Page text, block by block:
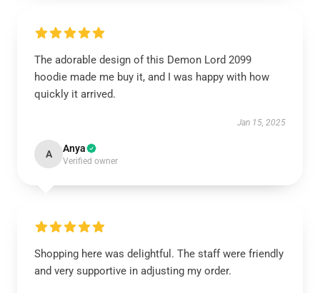
The adorable design of this Demon Lord 2099
hoodie made me buy it, and I was happy with how
quickly it arrived.
Jan 15, 2025
A Anya
Verified owner
Shopping here was delightful. The staff were friendly
and very supportive in adjusting my order.